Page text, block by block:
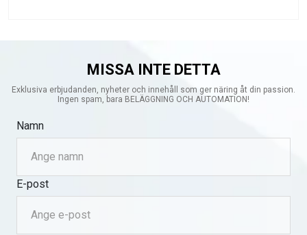
MISSA INTE DETTA
Exklusiva erbjudanden, nyheter och innehåll som ger näring åt din passion.
Ingen spam, bara BELÄGGNING OCH AUTOMATION!
Namn
E-post